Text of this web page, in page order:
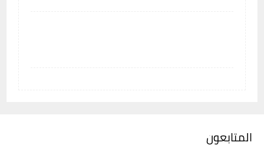
المتابعون